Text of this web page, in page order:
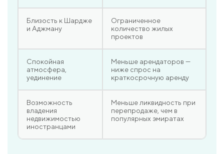
Близость к Шардже
и Аджману
Ограниченное
количество жилых
проектов
Спокойная
атмосфера,
уединение
Меньше арендаторов —
ниже спрос на
краткосрочную аренду
Возможность
владения
недвижимостью
иностранцами
Меньше ликвидность при
перепродаже, чем в
популярных эмиратах